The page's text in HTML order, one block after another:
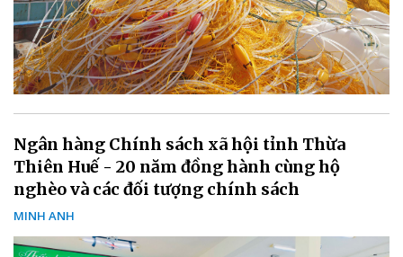
Ngân hàng Chính sách xã hội tỉnh Thừa
Thiên Huế - 20 năm đồng hành cùng hộ
nghèo và các đối tượng chính sách
MINH ANH